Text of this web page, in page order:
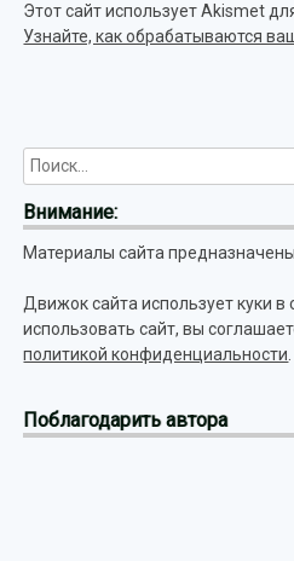
Этот сайт использует Akismet
Узнайте, как обрабатываются
Внимание:
Материалы сайта
Движок сайта использует куки
использовать сайт, вы
политикой конфиденциальности
Поблагодарить автора